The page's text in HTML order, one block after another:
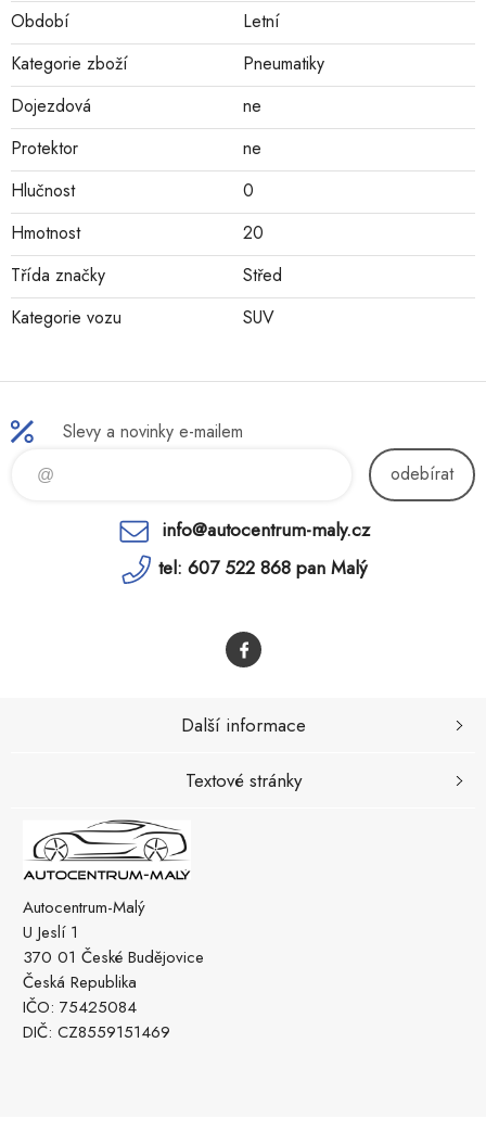
Období
Letní
Kategorie zboží
Pneumatiky
Dojezdová
ne
Protektor
ne
Hlučnost
0
Hmotnost
20
Třída značky
Střed
Kategorie vozu
SUV
Slevy a novinky e-mailem
odebírat
info@autocentrum-maly.cz
tel: 607 522 868 pan Malý
Autocentrum-Malý
U Jeslí 1
370 01 České Budějovice
Česká Republika
IČO: 75425084
DIČ: CZ8559151469
Další informace
Textové stránky